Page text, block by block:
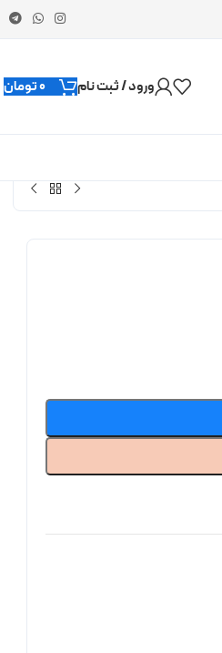
ورود / ثبت نام 0تومان